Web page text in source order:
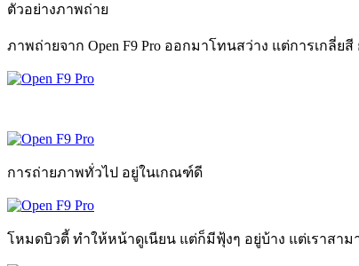
ตัวอย่างภาพถ่าย
ภาพถ่ายจาก Open F9 Pro ออกมาโทนสว่าง แต่การเกลี่
การถ่ายภาพทั่วไป อยู่ในเกณฑ์ดี
โหมดบิวตี้ ทำให้หน้าดูเนียน แต่ก็มีฟุ้งๆ อยู่บ้าง แต่เราสาม